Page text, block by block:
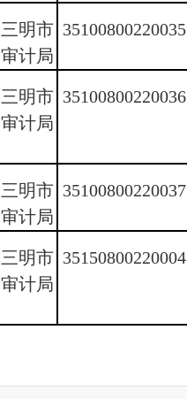
三明市
审计局
35100800220035
三明市
审计局
35100800220036
三明市
审计局
35100800220037
三明市
审计局
35150800220004